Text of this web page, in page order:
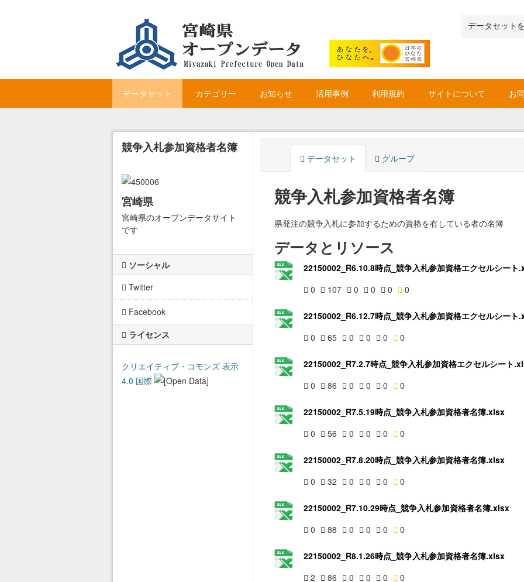
データセット カテゴリー お知らせ 活用事例 利用規約 サイトについて お
競争入札参加資格者名簿
宮崎県
宮崎県のオープンデータサイト
です
ソーシャル
Twitter
Facebook
ライセンス
クリエイティブ・コモンズ 表示
4.0 国際
データセット グループ
競争入札参加資格者名簿
県発注の競争入札に参加するための資格を有している者の名簿
データとリソース
22150002_R6.10.8時点_競争入札参加資格エクセルシート
0
107 0 0 0 0
22150002_R6.12.7時点_競争入札参加資格エクセルシート
0
65 0 0 0 0
22150002_R7.2.7時点_競争入札参加資格エクセルシート
0
86 0 0 0 0
22150002_R7.5.19時点_競争入札参加資格者名簿.xlsx
0
56 0 0 0 0
22150002_R7.8.20時点_競争入札参加資格者名簿.xlsx
0
32 0 0 0 0
22150002_R7.10.29時点_競争入札参加資格者名簿.xlsx
0
88 0 0 0 0
22150002_R8.1.26時点_競争入札参加資格者名簿.xlsx
2
86 0 0 0 0